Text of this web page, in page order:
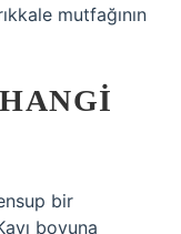
mutfağının
bir
boyuna